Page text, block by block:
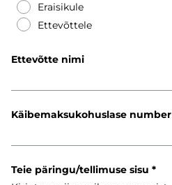
Eraisikule
Ettevõttele
Ettevõtte nimi
Käibemaksukohuslase number
Teie päringu/tellimuse sisu